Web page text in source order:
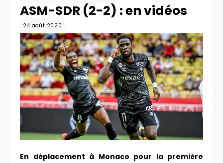
ASM-SDR (2-2) : en vidéos
24 août 2020
En déplacement à Monaco pour la première